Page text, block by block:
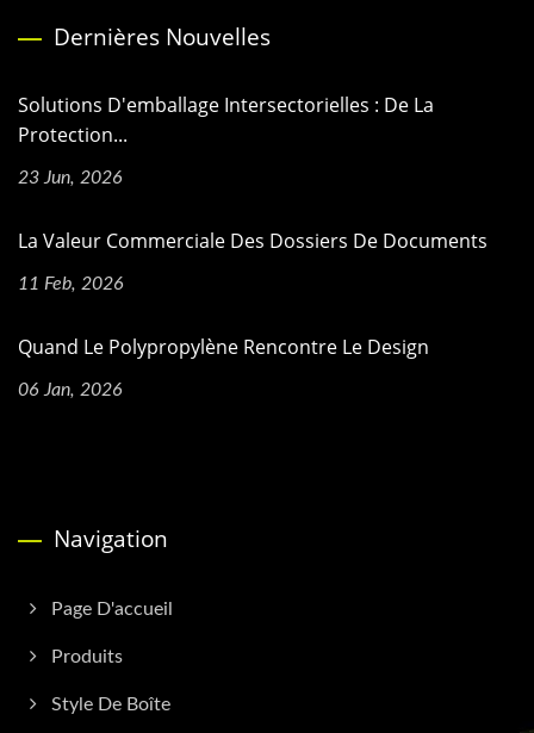
Dernières Nouvelles
Solutions D'emballage Intersectorielles : De La
Protection...
23 Jun, 2026
La Valeur Commerciale Des Dossiers De Documents
11 Feb, 2026
Quand Le Polypropylène Rencontre Le Design
06 Jan, 2026
Navigation
Page D'accueil
Produits
Style De Boîte